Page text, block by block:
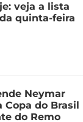
veja a lista
quinta-feira
Neymar
Copa do Brasil
do Remo